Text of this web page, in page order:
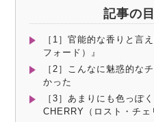
記事の
［1］官能的な香りと言
フォード）』
［2］こんなに魅惑的な
かった
［3］あまりにも色っぽ
CHERRY（ロスト・チェ